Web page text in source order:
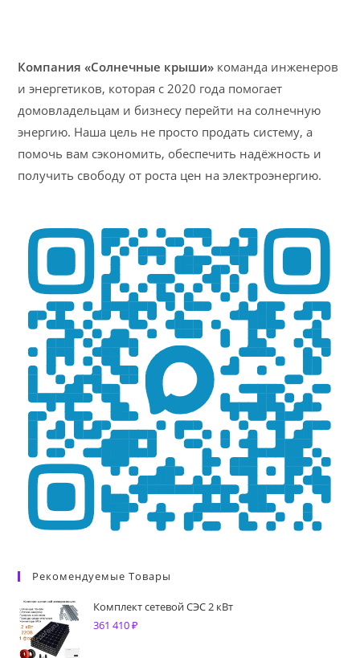
Компания «Солнечные крыши» команда инженеров
и энергетиков, которая с 2020 года помогает
домовладельцам и бизнесу перейти на солнечную
энергию. Наша цель не просто продать систему, а
помочь вам сэкономить, обеспечить надёжность и
получить свободу от роста цен на электроэнергию.
Рекомендуемые Товары
Комплект сетевой СЭС 2 кВт
361 410₽